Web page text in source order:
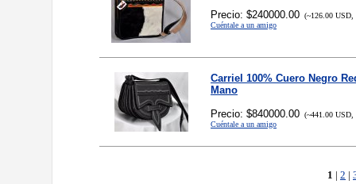
Precio: $240000.00 (~126.00 USD,
Cuéntale a un amigo
Carriel 100% Cuero Negro
Mano
Precio: $840000.00 (~441.00 USD,
Cuéntale a un amigo
1 | 2 |